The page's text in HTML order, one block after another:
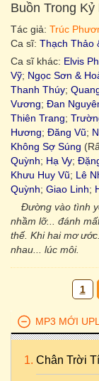
Buồn Trong Kỷ
Tác giả: Trúc
Ca sĩ: Thạch Thảo
Ca sĩ khác: Elvis
Vỹ; Ngọc Sơn &
Thanh Thúy;
Vương; Đan
Thiên Trang;
Hương; Đăng Vũ;
Không Sợ Súng
Quỳnh; Hạ Vy;
Khưu Huy Vũ; Lê
Quỳnh; Giao Linh;
Đường vào tình
nhầm lỡ... đánh
thế. Khi hai mơ
nhau... lúc môi.
1
MP3 MỚI
Chân Trời